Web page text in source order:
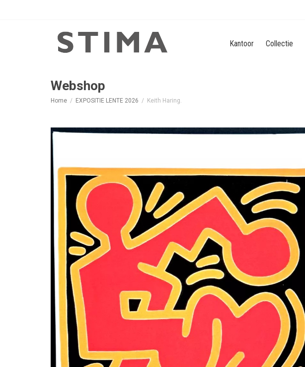
Kantoor Collectie
Webshop
Home EXPOSITIE LENTE 2026 Keith Haring.